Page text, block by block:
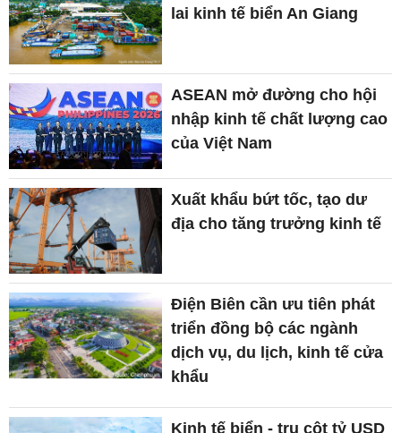
lai kinh tế biển An Giang
ASEAN mở đường cho hội
nhập kinh tế chất lượng cao
của Việt Nam
Xuất khẩu bứt tốc, tạo dư
địa cho tăng trưởng kinh tế
Điện Biên cần ưu tiên phát
triển đồng bộ các ngành
dịch vụ, du lịch, kinh tế cửa
khẩu
Kinh tế biển - trụ cột tỷ USD